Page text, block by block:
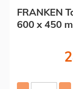
FRANKEN
600 x 450